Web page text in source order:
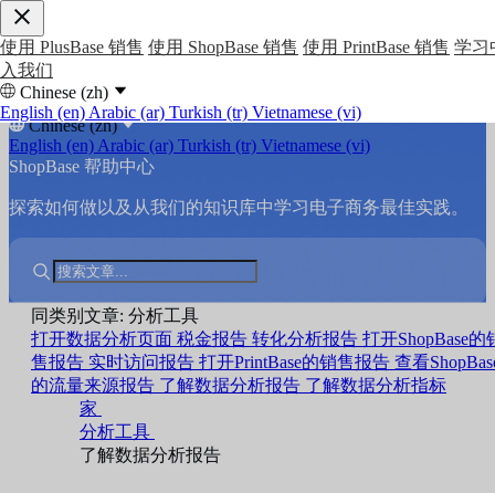
使用 PlusBase 销售 使用 ShopBase 销售 使用 PrintBase 销售 学习
入我们
Chinese (zh)
English (en) Arabic (ar) Turkish (tr) Vietnamese (vi)
Chinese (zh)
English (en) Arabic (ar) Turkish (tr) Vietnamese (vi)
ShopBase 帮助中心
探索如何做以及从我们的知识库中学习电子商务最佳实践。
同类别文章: 分析工具
打开数据分析页面 税金报告 转化分析报告 打开ShopBase的
售报告 实时访问报告 打开PrintBase的销售报告 查看
的流量来源报告 了解数据分析报告 了解数据分析指标
家
分析工具
了解数据分析报告